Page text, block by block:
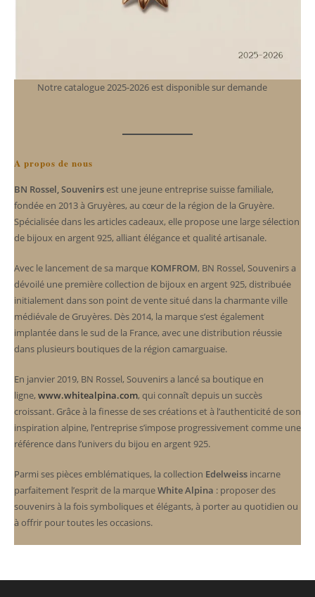
Notre catalogue 2025-2026 est disponible sur demande
A propos de nous
BN Rossel, Souvenirsest une jeune entreprise suisse familiale,
fondée en 2013 à Gruyères, au cœur de la région de la Gruyère.
Spécialisée dans les articles cadeaux, elle propose une large sélection
de bijoux en argent 925, alliant élégance et qualité artisanale.
Avec le lancement de sa marque KOMFROM, BN Rossel, Souvenirs a
dévoilé une première collection de bijoux en argent 925, distribuée
initialement dans son point de vente situé dans la charmante ville
médiévale de Gruyères. Dès 2014, la marque s’est également
implantée dans le sud de la France, avec une distribution réussie
dans plusieurs boutiques de la région camarguaise.
En janvier 2019, BN Rossel, Souvenirs a lancé sa boutique en
ligne, www.whitealpina.com, qui connaît depuis un succès
croissant. Grâce à la finesse de ses créations et à l’authenticité de son
inspiration alpine, l’entreprise s’impose progressivement comme une
référence dans l’univers du bijou en argent 925.
Parmi ses pièces emblématiques, la collection Edelweiss incarne
parfaitement l’esprit de la marqueWhite Alpina : proposer des
souvenirs à la fois symboliques et élégants, à porter au quotidien ou
à offrir pour toutes les occasions.